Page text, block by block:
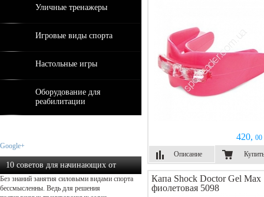
Уличные тренажеры
Игровые виды спорта
Настольные игры
Оборудование для
реабилитации
Google+
10 советов для начинающих от
экспертов в силовом тренин...
Без знаний занятия силовыми видами спорта
бессмысленны. Ведь для решения
420, 00
Описание
Купить
Капа Shock Doctor Gel Max
фиолетовая 5098